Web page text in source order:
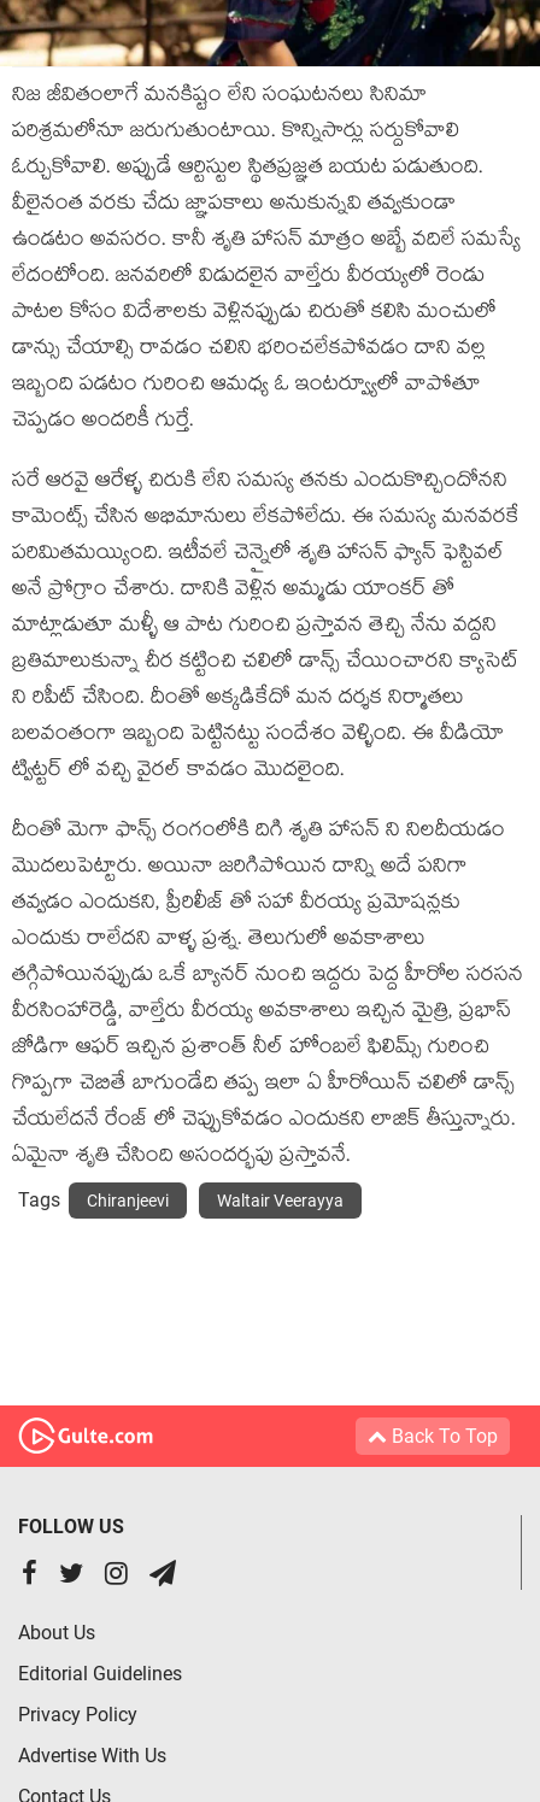
నిజ జీవితంలాగే మనకిష్టం లేని సంఘటనలు సినిమా
పరిశ్రమలోనూ జరుగుతుంటాయి. కొన్నిసార్లు సర్దుకోవాలి
ఓర్చుకోవాలి. అప్పుడే ఆర్టిస్టుల స్థితప్రజ్ఞత బయట పడుతుంది.
వీలైనంత వరకు చేదు జ్ఞాపకాలు అనుకున్నవి తవ్వకుండా
ఉండటం అవసరం. కానీ శృతి హాసన్ మాత్రం అబ్బే వదిలే సమస్యే
లేదంటోంది. జనవరిలో విడుదలైన వాల్తేరు వీరయ్యలో రెండు
పాటల కోసం విదేశాలకు వెళ్లినప్పుడు చిరుతో కలిసి మంచులో
డాన్సు చేయాల్సి రావడం చలిని భరించలేకపోవడం దాని వల్ల
ఇబ్బంది పడటం గురించి ఆమధ్య ఓ ఇంటర్వ్యూలో వాపోతూ
చెప్పడం అందరికీ గుర్తే.
సరే ఆరవై ఆరేళ్ళ చిరుకి లేని సమస్య తనకు ఎందుకొచ్చిందోనని
కామెంట్స్ చేసిన అభిమానులు లేకపోలేదు. ఈ సమస్య మనవరకే
పరిమితమయ్యింది. ఇటీవలే చెన్నైలో శృతి హాసన్ ఫ్యాన్ ఫెస్టివల్
అనే ప్రోగ్రాం చేశారు. దానికి వెళ్లిన అమ్మడు యాంకర్ తో
మాట్లాడుతూ మళ్ళీ ఆ పాట గురించి ప్రస్తావన తెచ్చి నేను వద్దని
బ్రతిమాలుకున్నా చీర కట్టించి చలిలో డాన్స్ చేయించారని క్యాసెట్
ని రిపీట్ చేసింది. దీంతో అక్కడికేదో మన దర్శక నిర్మాతలు
బలవంతంగా ఇబ్బంది పెట్టినట్టు సందేశం వెళ్ళింది. ఈ వీడియో
ట్విట్టర్ లో వచ్చి వైరల్ కావడం మొదలైంది.
దీంతో మెగా ఫాన్స్ రంగంలోకి దిగి శృతి హాసన్ ని నిలదీయడం
మొదలుపెట్టారు. అయినా జరిగిపోయిన దాన్ని అదే పనిగా
తవ్వడం ఎందుకని, ప్రీరిలీజ్ తో సహా వీరయ్య ప్రమోషన్లకు
ఎందుకు రాలేదని వాళ్ళ ప్రశ్న. తెలుగులో అవకాశాలు
తగ్గిపోయినప్పుడు ఒకే బ్యానర్ నుంచి ఇద్దరు పెద్ద హీరోల సరసన
వీరసింహారెడ్డి, వాల్తేరు వీరయ్య అవకాశాలు ఇచ్చిన మైత్రి, ప్రభాస్
జోడిగా ఆఫర్ ఇచ్చిన ప్రశాంత్ నీల్ హోంబలే ఫిలిమ్స్ గురించి
గొప్పగా చెబితే బాగుండేది తప్ప ఇలా ఏ హీరోయిన్ చలిలో డాన్స్
చేయలేదనే రేంజ్ లో చెప్పుకోవడం ఎందుకని లాజిక్ తీస్తున్నారు.
ఏమైనా శృతి చేసింది అసందర్భపు ప్రస్తావనే.
Tags Chiranjeevi Waltair Veerayya
Back To Top
FOLLOW US
About Us
Editorial Guidelines
Privacy Policy
Advertise With Us
Contact Us